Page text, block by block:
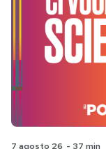
7 agosto 26 - 37 min